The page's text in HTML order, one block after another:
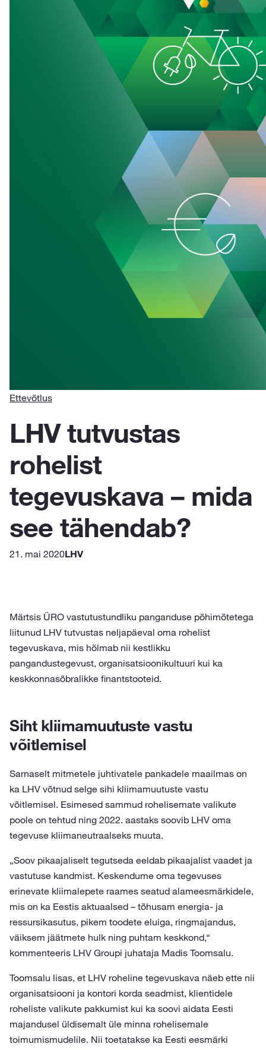
Ettevõtlus
LHV tutvustas
rohelist
tegevuskava – mida
see tähendab?
21. mai 2020LHV
Märtsis ÜRO vastutustundliku panganduse põhimõtetega
liitunud LHV tutvustas neljapäeval oma rohelist
tegevuskava, mis hõlmab nii kestlikku
pangandustegevust, organisatsioonikultuuri kui ka
keskkonnasõbralikke finantstooteid.
Siht kliimamuutuste vastu
võitlemisel
Sarnaselt mitmetele juhtivatele pankadele maailmas on
ka LHV võtnud selge sihi kliimamuutuste vastu
võitlemisel. Esimesed sammud rohelisemate valikute
poole on tehtud ning 2022. aastaks soovib LHV oma
tegevuse kliimaneutraalseks muuta.
„Soov pikaajaliselt tegutseda eeldab pikaajalist vaadet ja
vastutuse kandmist. Keskendume oma tegevuses
erinevate kliimalepete raames seatud alameesmärkidele,
mis on ka Eestis aktuaalsed – tõhusam energia- ja
ressursikasutus, pikem toodete eluiga, ringmajandus,
väiksem jäätmete hulk ning puhtam keskkond,“
kommenteeris LHV Groupi juhataja Madis Toomsalu.
Toomsalu lisas, et LHV roheline tegevuskava näeb ette nii
organisatsiooni ja kontori korda seadmist, klientidele
roheliste valikute pakkumist kui ka soovi aidata Eesti
majandusel üldisemalt üle minna rohelisemale
toimumismudelile. Nii toetatakse ka Eesti eesmärki